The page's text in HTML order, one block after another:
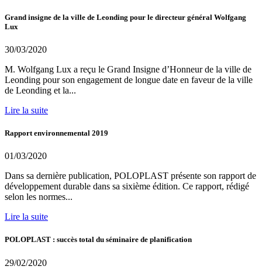
Grand insigne de la ville de Leonding pour le directeur général Wolfgang
Lux
30/03/2020
M. Wolfgang Lux a reçu le Grand Insigne d’Honneur de la ville de
Leonding pour son engagement de longue date en faveur de la ville
de Leonding et la...
Lire la suite
Rapport environnemental 2019
01/03/2020
Dans sa dernière publication, POLOPLAST présente son rapport de
développement durable dans sa sixième édition. Ce rapport, rédigé
selon les normes...
Lire la suite
POLOPLAST : succès total du séminaire de planification
29/02/2020